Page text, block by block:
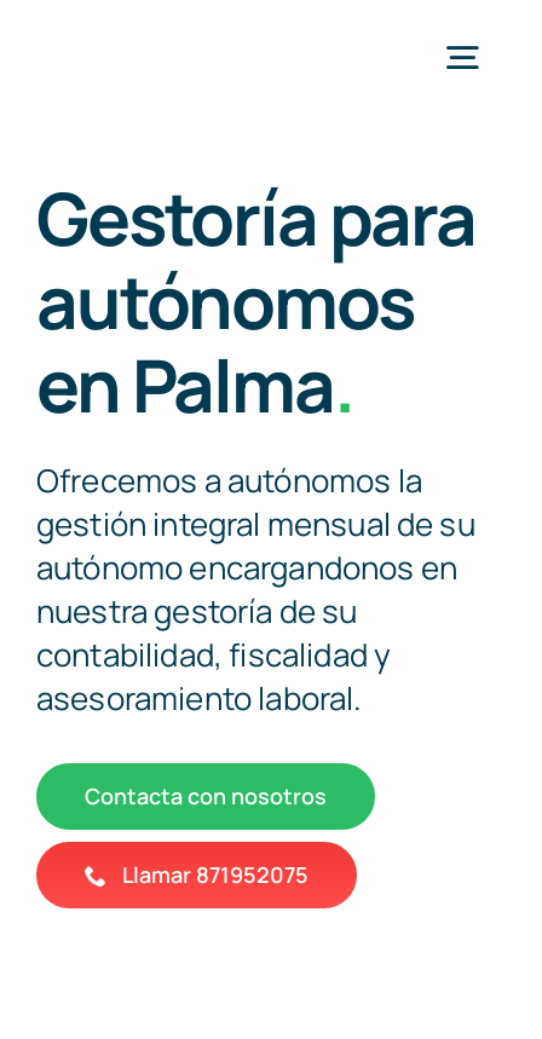
Gestoría para
autónomos
en Palma.
Ofrecemos a autónomos la
gestión integral mensual de su
autónomo encargandonos en
nuestra gestoría de su
contabilidad, fiscalidad y
asesoramiento laboral.
Contacta con nosotros
Llamar 871952075